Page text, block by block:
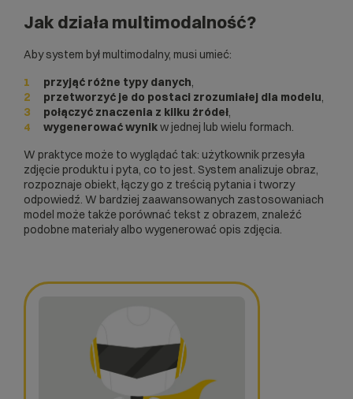
Jak działa multimodalność?
Aby system był multimodalny, musi umieć:
przyjąć różne typy danych,
przetworzyć je do postaci zrozumiałej dla modelu,
połączyć znaczenia z kilku źródeł,
wygenerować wynikw jednej lub wielu formach.
W praktyce może to wyglądać tak: użytkownik przesyła
zdjęcie produktu i pyta, co to jest. System analizuje obraz,
rozpoznaje obiekt, łączy go z treścią pytania i tworzy
odpowiedź. W bardziej zaawansowanych zastosowaniach
model może także porównać tekst z obrazem, znaleźć
podobne materiały albo wygenerować opis zdjęcia.